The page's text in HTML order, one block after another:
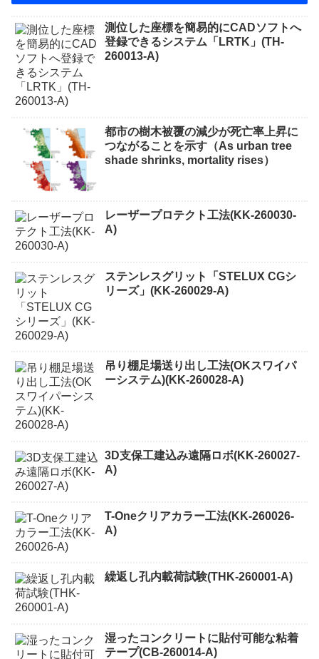
測位した座標を簡易的にCADソフトへ
登録できるシステム「LRTK」(TH-
260013-A)
都市の樹木被覆の減少が死亡率上昇に
つながることを示す（As urban tree
shade shrinks, mortality rises）
レーザープロテクト⼯法(KK-260030-
A)
ステンレスグリット「STELUX CGシ
リーズ」(KK-260029-A)
吊り棚足場送り出し工法(OKスワイパ
ーシステム)(KK-260028-A)
3D支保工建込み遠隔ロボ(KK-260027-
A)
T-Oneクリアカラー工法(KK-260026-
A)
繰返し孔内載荷試験(THK-260001-A)
湿ったコンクリートに貼付可能な粘着
テープ(CB-260014-A)